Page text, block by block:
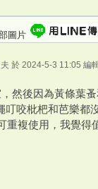
圖片
於 2024-5-3 11:05 編
然後因為黃條葉
咬枇杷和芭樂都
複使用，我覺得